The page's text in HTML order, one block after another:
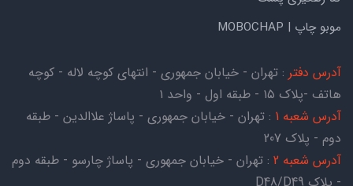
موبو چاپ | MOBOCHAP
آدرس دفتر : تهران - خیابان جمهوری - انتهای کوچه لاله - کوچه
هاتف -پلاک ۱۵ - طبقه اول - واحد ۱
آدرس شعبه 1
: تهران - خیابان جمهوری - پاساژ علاالدین - طبقه
دوم - پلاک 207
آدرس شعبه 2
: تهران - خیابان جمهوری - پاساژ چارسو - طبقه دوم